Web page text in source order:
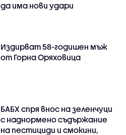
да има нови удари
Издирват 58-годишен мъж
от Горна Оряховица
БАБХ спря внос на зеленчуци
с наднормено съдържание
на пестициди и смокини,